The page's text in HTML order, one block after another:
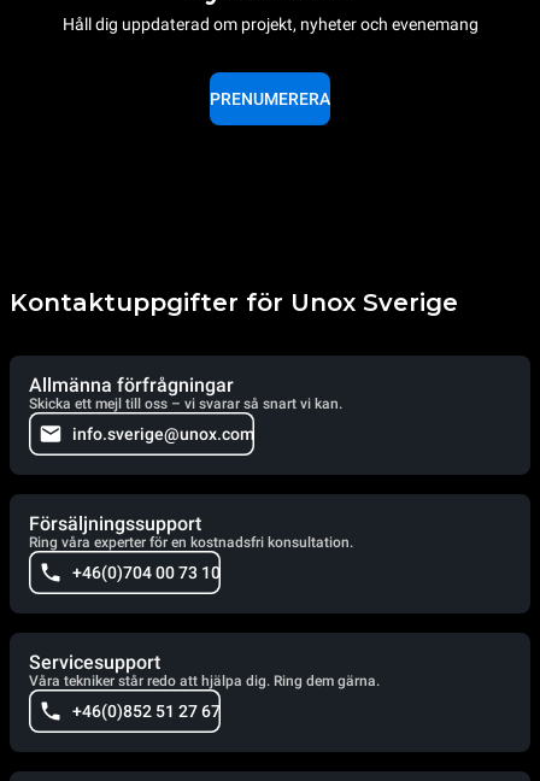
Håll dig uppdaterad om projekt, nyheter och evenemang
PRENUMERERA
Kontaktuppgifter för Unox Sverige
Allmänna förfrågningar
Skicka ett mejl till oss – vi svarar så snart vi kan.
info.sverige@unox.com
Försäljningssupport
Ring våra experter för en kostnadsfri konsultation.
+46(0)704 00 73 10
Servicesupport
Våra tekniker står redo att hjälpa dig. Ring dem gärna.
+46(0)852 51 27 67